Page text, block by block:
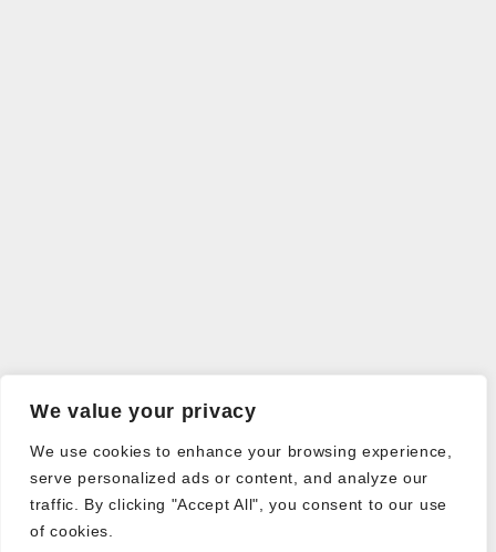
We value your privacy
We use cookies to enhance your browsing experience,
serve personalized ads or content, and analyze our
traffic. By clicking "Accept All", you consent to our use
of cookies.